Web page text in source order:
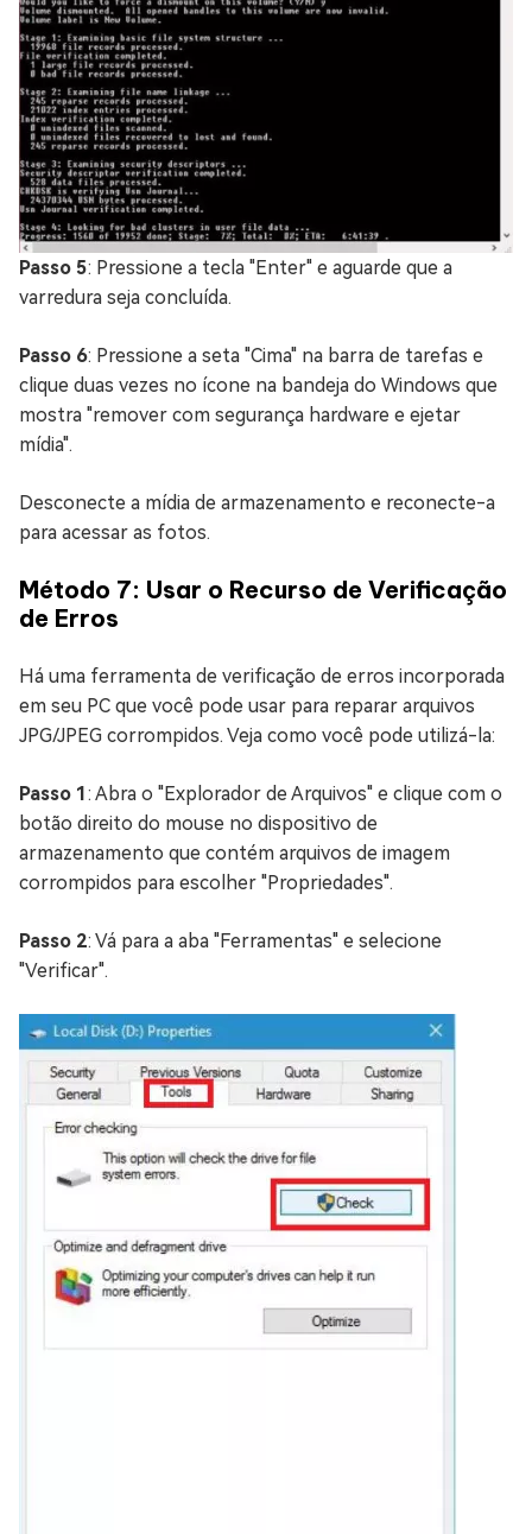
Passo 5: Pressione a tecla "Enter" e aguarde que a
varredura seja concluída.
Passo 6: Pressione a seta "Cima" na barra de tarefas e
clique duas vezes no ícone na bandeja do Windows que
mostra "remover com segurança hardware e ejetar
mídia".
Desconecte a mídia de armazenamento e reconecte-a
para acessar as fotos.
Método 7: Usar o Recurso de Verificação
de Erros
Há uma ferramenta de verificação de erros incorporada
em seu PC que você pode usar para reparar arquivos
JPG/JPEG corrompidos. Veja como você pode utilizá-la:
Passo 1 : Abra o "Explorador de Arquivos" e clique com o
botão direito do mouse no dispositivo de
armazenamento que contém arquivos de imagem
corrompidos para escolher "Propriedades".
Passo 2: Vá para a aba "Ferramentas" e selecione
"Verificar".